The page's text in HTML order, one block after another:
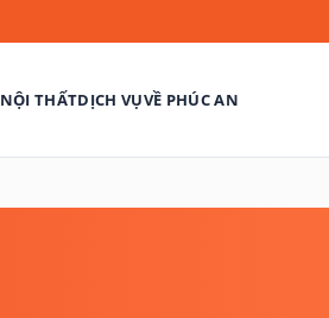
NỘI THẤTDỊCH VỤVỀ PHÚC AN